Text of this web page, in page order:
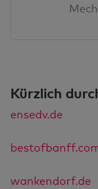
Kürzlich
ensedv.de
wankendorf.de